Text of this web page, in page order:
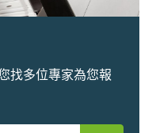
找多位專家為您報